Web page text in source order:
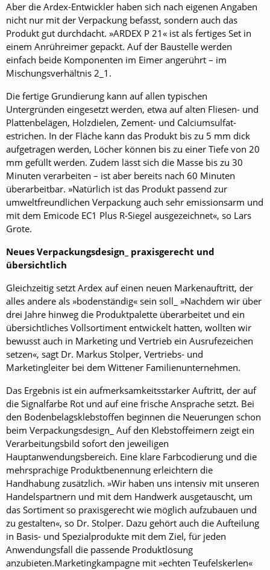
Aber die Ardex-Entwickler haben sich nach eigenen Angaben
nicht nur mit der Verpackung befasst, sondern auch das
Produkt gut durchdacht. »ARDEX P 21« ist als fertiges Set in
einem Anrühreimer gepackt. Auf der Baustelle werden
einfach beide Komponenten im Eimer angerührt – im
Mischungsverhältnis 2_1.
Die fertige Grundierung kann auf allen typischen
Untergründen eingesetzt werden, etwa auf alten Fliesen- und
Plattenbelägen, Holzdielen, Zement- und Calciumsulfat­
estrichen. In der Fläche kann das Produkt bis zu 5 mm dick
aufgetragen werden, Löcher können bis zu einer Tiefe von 20
mm gefüllt werden. Zudem lässt sich die Masse bis zu 30
Minuten verarbeiten – ist aber bereits nach 60 Minuten
überarbeitbar. »Natürlich ist das Produkt passend zur
umweltfreundlichen Verpackung auch sehr emissionsarm und
mit dem Emicode EC1 Plus R-Siegel ausgezeichnet«, so Lars
Grote.
Neues Verpackungsdesign_ praxisgerecht und
übersichtlich
Gleichzeitig setzt Ardex auf einen neuen Markenauftritt, der
alles andere als »bodenständig« sein soll_ »Nachdem wir über
drei Jahre hinweg die Produktpalette überarbeitet und ein
übersichtliches Vollsortiment entwickelt hatten, wollten wir
bewusst auch in Marketing und Vertrieb ein Ausrufezeichen
setzen«, sagt Dr. Markus Stolper, Vertriebs- und
Marketingleiter bei dem Wittener Familienunternehmen.
Das Ergebnis ist ein aufmerksamkeitsstarker Auftritt, der auf
die Signalfarbe Rot und auf eine frische Ansprache setzt. Bei
den Bodenbelagsklebstoffen beginnen die Neuerungen schon
beim Verpackungsdesign_ Auf den Klebstoffeimern zeigt ein
Verarbeitungsbild sofort den jeweiligen
Hauptanwendungsbereich. Eine klare Farbcodierung und die
mehrsprachige Produktbenennung erleichtern die
Handhabung zusätzlich. »Wir haben uns intensiv mit unseren
Handelspartnern und mit dem Handwerk ausgetauscht, um
das Sortiment so praxisgerecht wie möglich aufzubauen und
zu gestalten«, so Dr. Stolper. Dazu gehört auch die Aufteilung
in Basis- und Spezialprodukte mit dem Ziel, für jeden
Anwendungsfall die passende Produktlösung
anzubieten.Marketingkampagne mit »echten Teufelskerlen«